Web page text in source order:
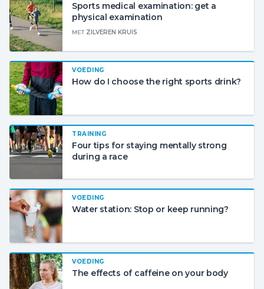
Sports medical examination: get a
physical examination
MET ZILVEREN KRUIS
VOEDING
How do I choose the right sports drink?
TRAINING
Four tips for staying mentally strong
during a race
VOEDING
Water station: Stop or keep running?
VOEDING
The effects of caffeine on your body